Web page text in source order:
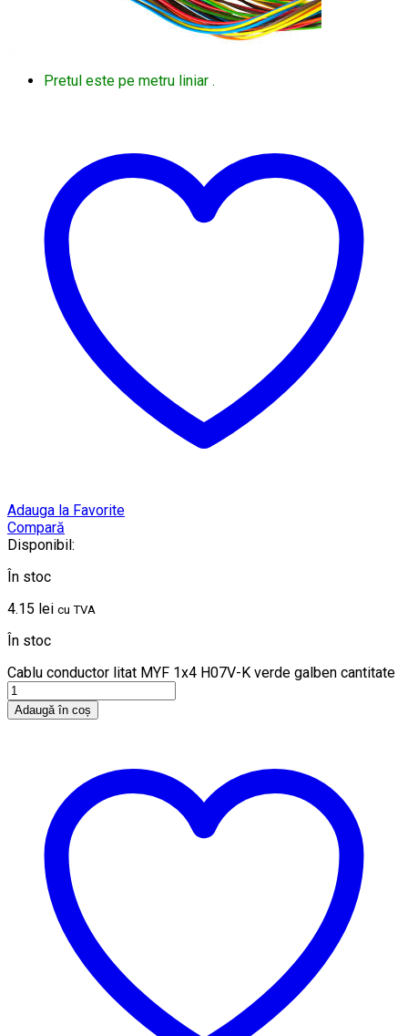
Pretul este pe metru liniar .
Adauga la Favorite
Compară
Disponibil:
În stoc
4.15 lei cu TVA
În stoc
Cablu conductor litat MYF 1x4 H07V-K verde galben cantitate
Adaugă în coș